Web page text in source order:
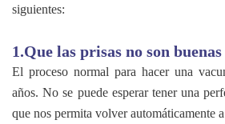
siguientes:
1.Que las prisas no son
El proceso normal para hacer una
años. No se puede esperar tener una
que nos permita volver automáticamente